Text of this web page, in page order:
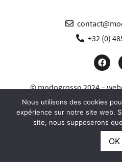
+32 (0)
© modogrosso 2024 –
Nous utilisons des cookies
expérience sur notre site web.
site, nous supposerons
OK